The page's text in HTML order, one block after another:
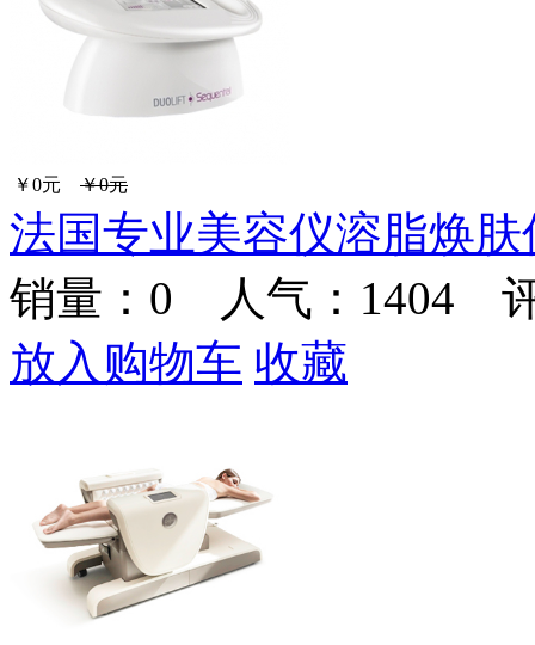
￥0元 ￥0元
法国专业美容仪溶脂焕肤
销量： 0 人气：1404
放入购物车 收藏